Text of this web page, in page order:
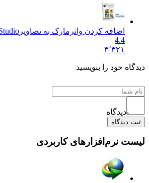
اضافه کردن واترمارک به تصاویر
4.4
۳٬۳۲۱
دیدگاه خود را بنویسید
دیدگاه
ثبت دیدگاه
لیست نرم‌افزارهای کاربردی